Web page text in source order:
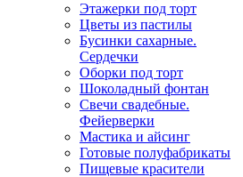
Этажерки под торт
Цветы из пастилы
Бусинки сахарные.
Сердечки
Оборки под торт
Шоколадный фонтан
Свечи свадебные.
Фейерверки
Мастика и айсинг
Готовые полуфабрикаты
Пищевые красители